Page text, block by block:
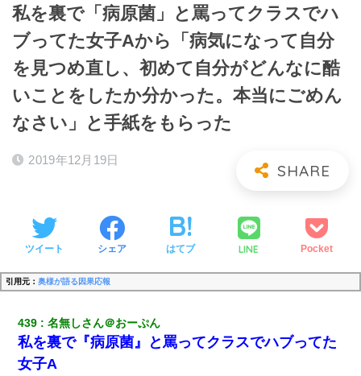
私を裏で「病原菌」と罵ってクラスでハ
ブってた女子Aから「病気になって自分
を見つめ直し、初めて自分がどんなに酷
いことをしたか分かった。本当にごめん
なさい」と手紙をもらった
2019年12月19日
ツイート シェア はてブ LINE Pocket
引用元： 奥様が語る因果応報
439 名無しさん＠おーぷん
私を裏で『病原菌』と罵ってクラスでハブってた
女子A